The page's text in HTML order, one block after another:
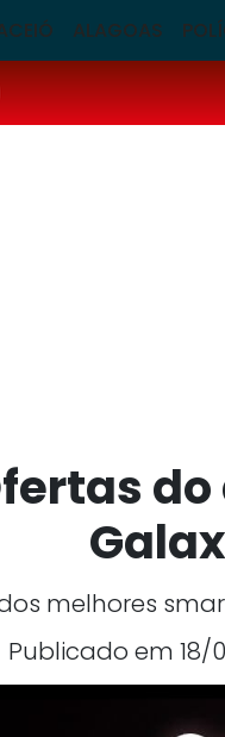
ALAGOAS
melhores
Publicado em 18/